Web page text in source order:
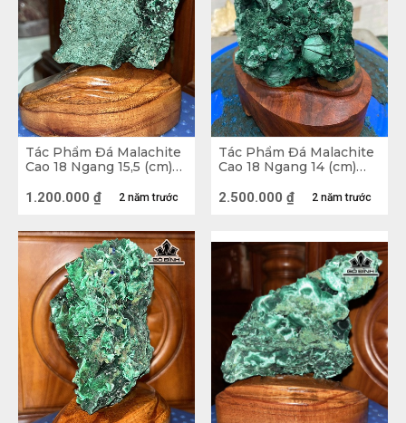
Tác Phẩm Đá Malachite
Cao 18 Ngang 15,5 (cm)
2 năm trước
1.200.000 ₫
Tác Phẩm Đá Malachite
Cao 18 Ngang 14 (cm)
2 năm trước
2.500.000 ₫